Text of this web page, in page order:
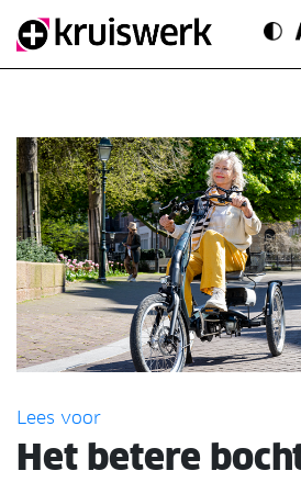
Direct door naar content
Lees voor
Het betere